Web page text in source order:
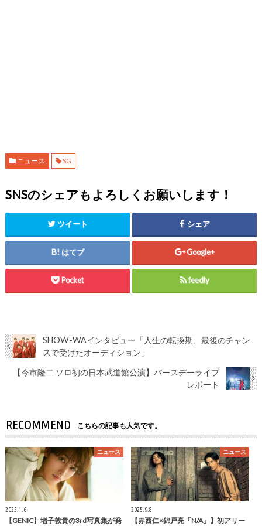
ニュース SG
SNSのシェアもよろしくお願いします！
ツイート シェア
はてブ Google+
Pocket feedly
SHOW-WAインタビュー「人生の転換期、最後のチャン
スで受けたオーディション」
【今市隆二 ソロ初の日本武道館公演】バースデーライブ
レポート
RECOMMEND こちらの記事も人気です。
ニュース
2025.1.6
【GENIC】増子敦貴の3rd写真集が発
ニュース
2025.9.8
【赤西仁×錦戸亮「N/A」】初アリー